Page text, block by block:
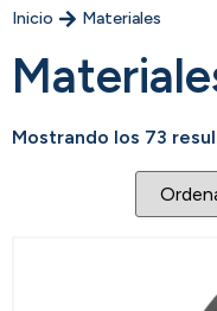
Inicio Materiales
Mostrando los 73